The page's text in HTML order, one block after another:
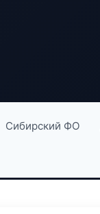
Сибирский ФО